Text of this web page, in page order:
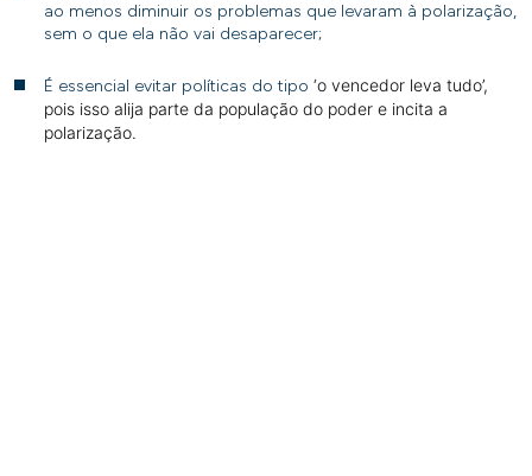
ao menos diminuir os problemas que levaram à polarização,
sem o que ela não vai desaparecer;
É essencial evitar políticas do tipo ‘o vencedor leva tudo’,
pois isso alija parte da população do poder e incita a
polarização.